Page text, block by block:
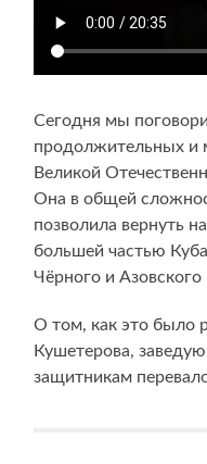
Сегодня мы
продолжительных и
Великой
Она в общей
позволила вернуть
большей частью
Чёрного и Азовского
О том, как это было
Кушетерова,
защитникам